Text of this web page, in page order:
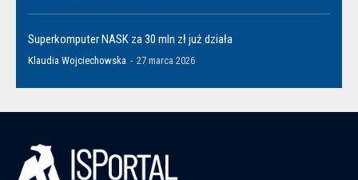
Superkomputer NASK za 30 mln zł już działa
Klaudia Wojciechowska - 27 marca 2026